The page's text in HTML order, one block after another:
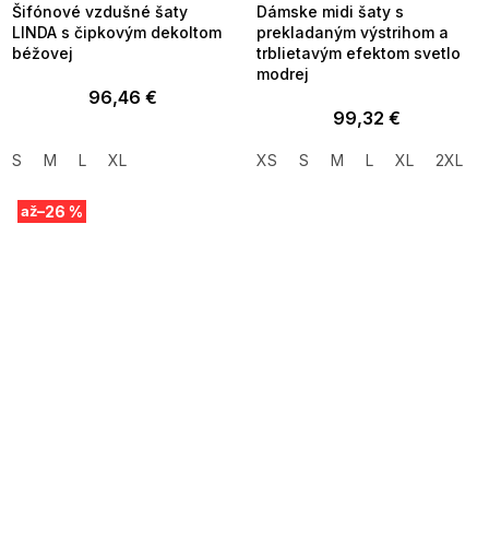
Šifónové vzdušné šaty
LINDA s čipkovým dekoltom
béžovej
96,46 €
S M L XL
Dámske midi šaty s
prekladaným výstrihom a
trblietavým efektom svetlo
modrej
99,32 €
XS S M L XL 2XL
až–26 %